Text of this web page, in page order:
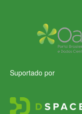
Suportado por